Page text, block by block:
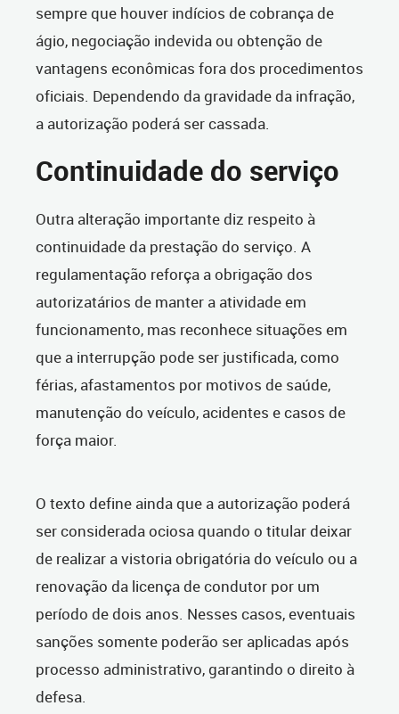
sempre que houver indícios de cobrança de
ágio, negociação indevida ou obtenção de
vantagens econômicas fora dos procedimentos
oficiais. Dependendo da gravidade da infração,
a autorização poderá ser cassada.
Continuidade do serviço
Outra alteração importante diz respeito à
continuidade da prestação do serviço. A
regulamentação reforça a obrigação dos
autorizatários de manter a atividade em
funcionamento, mas reconhece situações em
que a interrupção pode ser justificada, como
férias, afastamentos por motivos de saúde,
manutenção do veículo, acidentes e casos de
força maior.
O texto define ainda que a autorização poderá
ser considerada ociosa quando o titular deixar
de realizar a vistoria obrigatória do veículo ou a
renovação da licença de condutor por um
período de dois anos. Nesses casos, eventuais
sanções somente poderão ser aplicadas após
processo administrativo, garantindo o direito à
defesa.